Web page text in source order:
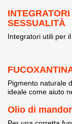
SESSUALITÀ
Integratori utili per
Pigmento naturale
ideale come aiuto
Olio di